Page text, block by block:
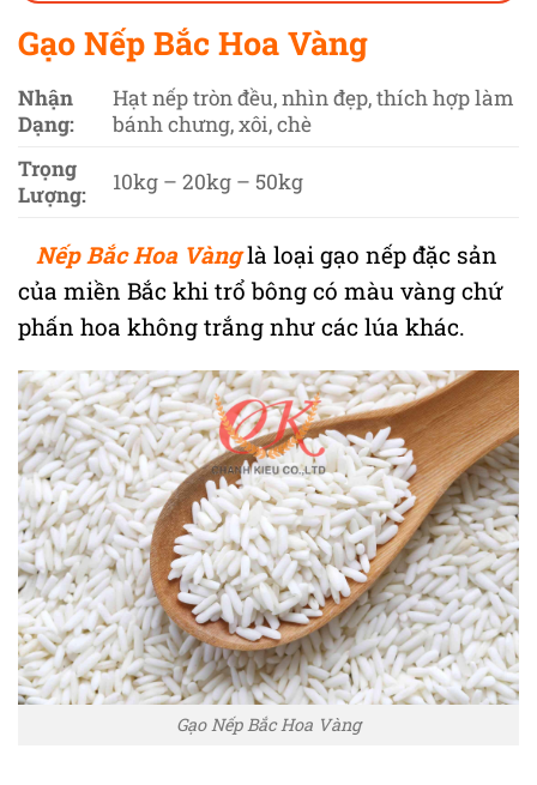
Gạo Nếp Bắc Hoa Vàng
Nhận
Dạng:
Hạt nếp tròn đều, nhìn đẹp, thích hợp làm
bánh chưng, xôi, chè
Trọng
Lượng:
10kg – 20kg – 50kg
Nếp Bắc Hoa Vànglà loại gạo nếp đặc sản
của miền Bắc khi trổ bông có màu vàng chứ
phấn hoa không trắng như các lúa khác.
Gạo Nếp Bắc Hoa Vàng